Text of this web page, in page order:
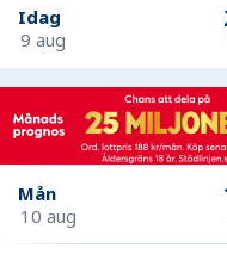
Idag
9 aug
Mån
10 aug